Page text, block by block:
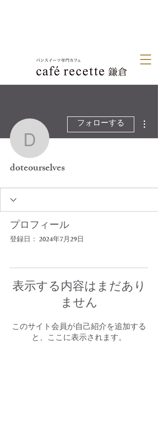
doteourselves
フォローする
doteourselves
プロフィール
登録日： 2024年7月29日
表示する内容はまだあり
ません
このサイト会員が自己紹介を追加する
と、ここに表示されます。